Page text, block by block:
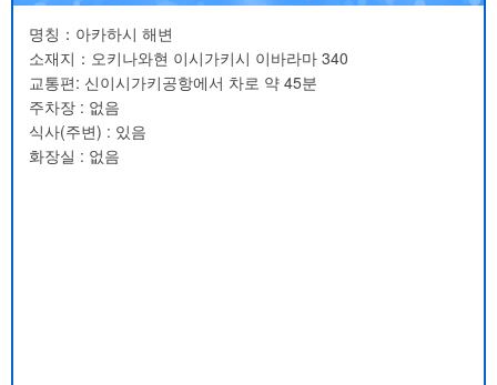
명칭：아카하시 해변
소재지：오키나와현 이시가키시 이바라마 340
교통편: 신이시가키공항에서 차로 약 45분
주차장 : 없음
식사(주변) : 있음
화장실 : 없음